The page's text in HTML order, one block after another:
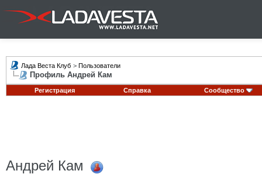
Лада Веста Клуб > Пользователи
Профиль Андрей Кам
Регистрация Справка Сообщество
Андрей Кам